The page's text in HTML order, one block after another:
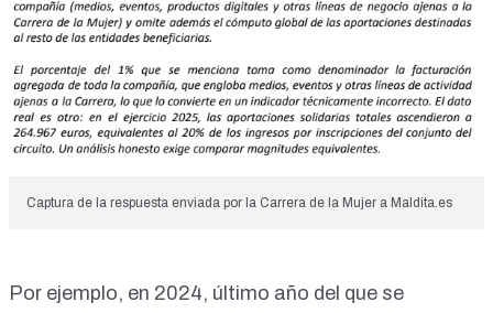
Captura de la respuesta enviada por la Carrera de la Mujer a Maldita.es
Por ejemplo, en 2024, último año del que se